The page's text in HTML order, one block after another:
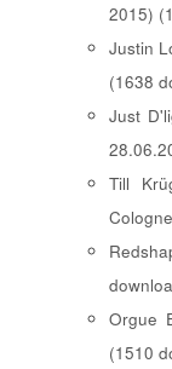
2015)
Justin
(1638
Just
Till
Orgue
(1510